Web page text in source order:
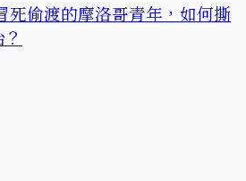
死偷渡的摩洛哥青年，如何撕